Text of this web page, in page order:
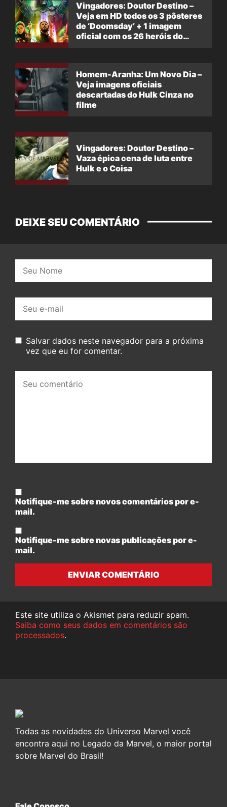
Vingadores: Doutor Destino –
Veja em HD todos os 3 pôsteres
de ‘Doomsday’ + 1 imagem
oficial com os 26 heróis do
Homem-Aranha: Um Novo Dia –
Veja imagens oficiais
descartadas do Hulk Cinza no
filme
Vingadores: Doutor Destino –
Vaza épica cena de luta entre
Hulk e o Coisa
DEIXE SEU COMENTÁRIO
mail:
Salvar dados neste navegador para a próxima
vez que eu for comentar.
comentário:
Notifique-me sobre novos comentários por e-
mail.
Notifique-me sobre novas publicações por e-
mail.
ENVIAR COMENTÁRIO
Este site utiliza o Akismet para reduzir spam.
Saiba como seus dados em comentários são
processados.
Todas as novidades do Universo Marvel você
encontra aqui no Legado da Marvel, o maior portal
sobre Marvel do Brasil!